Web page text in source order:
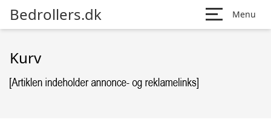
Bedrollers.dk Menu
Kurv